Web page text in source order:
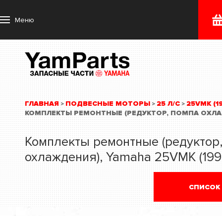
Меню
ГЛАВНАЯ > ПОДВЕСНЫЕ МОТОРЫ > 25 Л/С > 25VMK
КОМПЛЕКТЫ РЕМОНТНЫЕ (РЕДУКТОР, ПОМПА
Комплекты ремонтные
охлаждения), Yamaha 25VMK